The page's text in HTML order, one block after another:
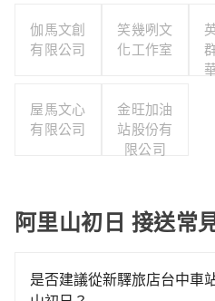
伽馬文創
有限公司
笑幾咧文
化工作室
屋馬文心
有限公司
金旺加油
站股份有
限公司
阿里山初日 接送常
是否建議從新驛旅店台中車